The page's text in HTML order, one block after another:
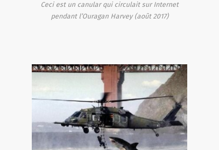
Ceci est un canular qui circulait sur Internet
pendant l’Ouragan Harvey (août 2017)